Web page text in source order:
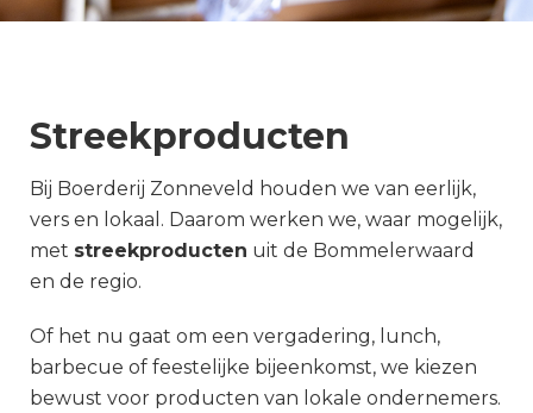
Streekproducten
Bij Boerderij Zonneveld houden we van eerlijk,
vers en lokaal. Daarom werken we, waar mogelijk,
met streekproducten uit de Bommelerwaard
en de regio.
Of het nu gaat om een vergadering, lunch,
barbecue of feestelijke bijeenkomst, we kiezen
bewust voor producten van lokale ondernemers.